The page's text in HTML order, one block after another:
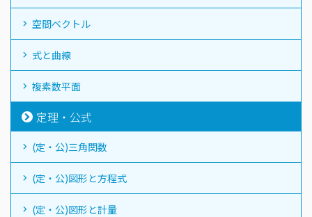
空間ベクトル
式と曲線
複素数平面
定理・公式
(定・公)三角関数
(定・公)図形と方程式
(定・公)図形と計量